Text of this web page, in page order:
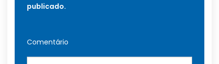
publicado.
Comentário